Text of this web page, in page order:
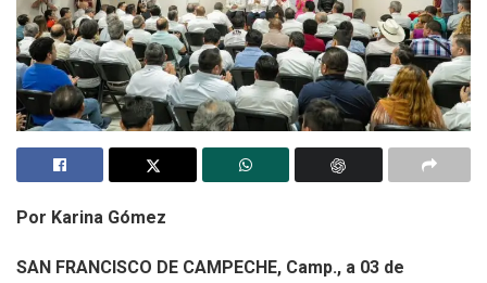
Por Karina Gómez
SAN FRANCISCO DE CAMPECHE, Camp., a 03 de